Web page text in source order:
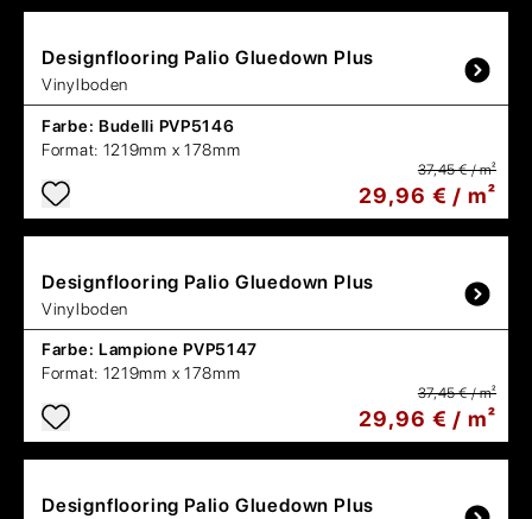
Designflooring Palio Gluedown Plus
Vinylboden
Farbe: Budelli PVP5146
Format: 1219mm x 178mm
37,45 € / m²
29,96 € / m²
Designflooring Palio Gluedown Plus
Vinylboden
Farbe: Lampione PVP5147
Format: 1219mm x 178mm
37,45 € / m²
29,96 € / m²
Designflooring Palio Gluedown Plus